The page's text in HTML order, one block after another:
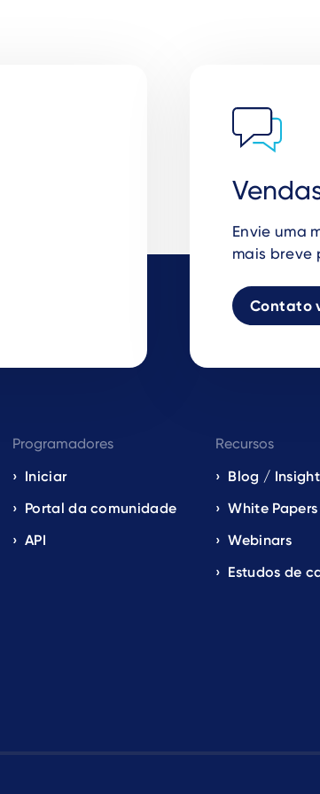
Envie uma
mais breve
Contato
Programadores
Iniciar
Portal da comunidade
API
Recursos
Blog /
White Papers
Webinars
Estudos de